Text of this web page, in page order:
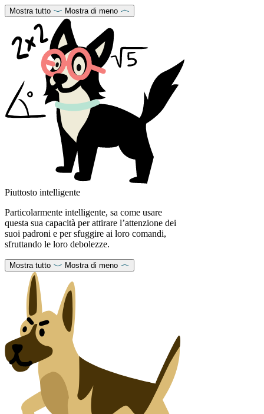
Mostra tutto Mostra di meno
Piuttosto intelligente
Particolarmente intelligente, sa come usare
questa sua capacità per attirare l’attenzione dei
suoi padroni e per sfuggire ai loro comandi,
sfruttando le loro debolezze.
Mostra tutto Mostra di meno